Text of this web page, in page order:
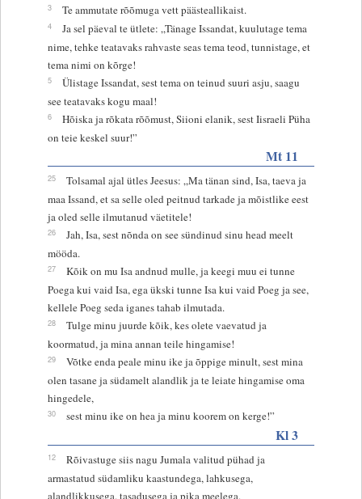
3 Te ammutate rõõmuga vett päästeallikaist.
4
Ja sel päeval te ütlete: „Tänage Issandat, kuulutage tema
nime, tehke teatavaks rahvaste seas tema teod, tunnistage, et
tema nimi on kõrge!
5
Ülistage Issandat, sest tema on teinud suuri asju, saagu
see teatavaks kogu maal!
6
Hõiska ja rõkata rõõmust, Siioni elanik, sest Iisraeli Püha
on teie keskel suur!”
Mt 11
25
Tolsamal ajal ütles Jeesus: „Ma tänan sind, Isa, taeva ja
maa Issand, et sa selle oled peitnud tarkade ja mõistlike eest
ja oled selle ilmutanud väetitele!
26
Jah, Isa, sest nõnda on see sündinud sinu head meelt
mööda.
27
Kõik on mu Isa andnud mulle, ja keegi muu ei tunne
Poega kui vaid Isa, ega ükski tunne Isa kui vaid Poeg ja see,
kellele Poeg seda iganes tahab ilmutada.
28
Tulge minu juurde kõik, kes olete vaevatud ja
koormatud, ja mina annan teile hingamise!
29
Võtke enda peale minu ike ja õppige minult, sest mina
olen tasane ja südamelt alandlik ja te leiate hingamise oma
hingedele,
30 sest minu ike on hea ja minu koorem on kerge!”
Kl 3
12
Rõivastuge siis nagu Jumala valitud pühad ja
armastatud südamliku kaastundega, lahkusega,
alandlikkusega, tasadusega ja pika meelega,